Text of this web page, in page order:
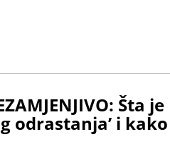
Šta je
odrastanja’ i